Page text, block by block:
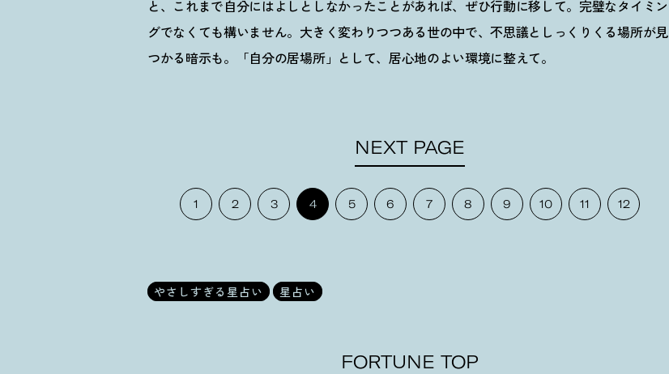
と、これまで自分にはよしとしなかったことがあれば、ぜひ行動に移して。完璧なタイミン
グでなくても構いません。大きく変わりつつある世の中で、不思議としっくりくる場所が見
つかる暗示も。「自分の居場所」として、居心地のよい環境に整えて。
NEXT PAGE
1 2 3 4 5 6 7 8 9 10 11 12
やさしすぎる星占い 星占い
FORTUNE TOP